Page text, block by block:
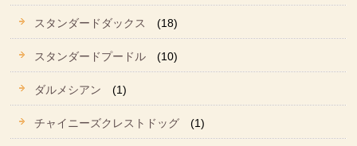
スタンダードダックス (18)
スタンダードプードル (10)
ダルメシアン (1)
チャイニーズクレストドッグ (1)